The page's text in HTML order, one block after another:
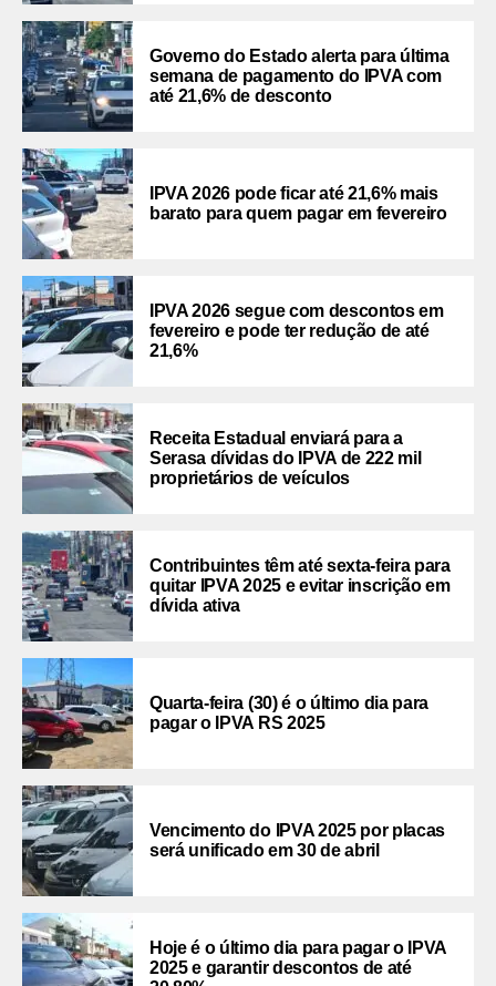
Governo do Estado alerta para última
semana de pagamento do IPVA com
até 21,6% de desconto
IPVA 2026 pode ficar até 21,6% mais
barato para quem pagar em fevereiro
IPVA 2026 segue com descontos em
fevereiro e pode ter redução de até
21,6%
Receita Estadual enviará para a
Serasa dívidas do IPVA de 222 mil
proprietários de veículos
Contribuintes têm até sexta-feira para
quitar IPVA 2025 e evitar inscrição em
dívida ativa
Quarta-feira (30) é o último dia para
pagar o IPVA RS 2025
Vencimento do IPVA 2025 por placas
será unificado em 30 de abril
Hoje é o último dia para pagar o IPVA
2025 e garantir descontos de até